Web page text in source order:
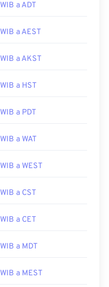
WIB a ADT
WIB a AEST
WIB a AKST
WIB a HST
WIB a PDT
WIB a WAT
WIB a WEST
WIB a CST
WIB a CET
WIB a MDT
WIB a MEST